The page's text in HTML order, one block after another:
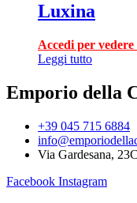
Luxina
Accedi per
Leggi tutto
Emporio della
+39 045 715 6884
Via Gardesana,
Facebook Instagram